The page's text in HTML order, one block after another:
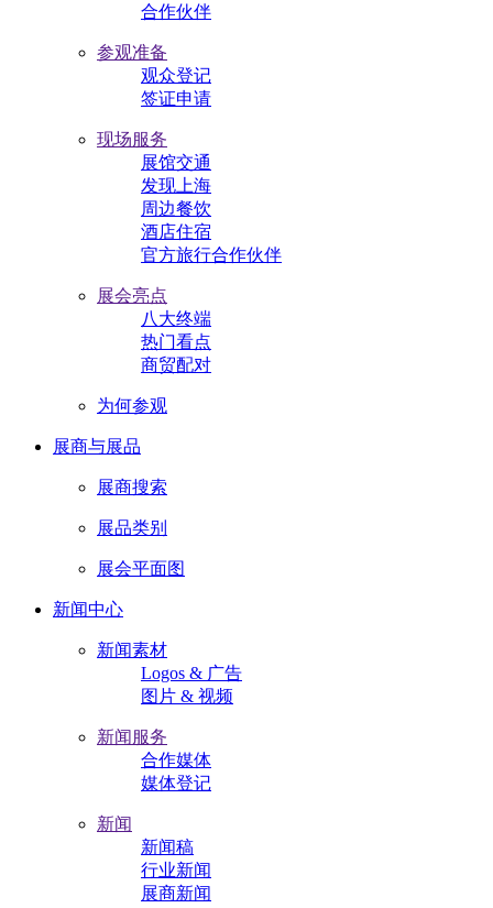
合作伙伴
参观准备
观众登记
签证申请
现场服务
展馆交通
发现上海
周边餐饮
酒店住宿
官方旅行合作伙伴
展会亮点
八大终端
热门看点
商贸配对
为何参观
展商与展品
展商搜索
展品类别
展会平面图
新闻中心
新闻素材
Logos & 广告
图片 & 视频
新闻服务
合作媒体
媒体登记
新闻
新闻稿
行业新闻
展商新闻